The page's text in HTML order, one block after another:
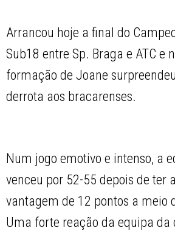
Arrancou hoje a final do
Sub18 entre Sp. Braga e ATC e
formação de Joane
derrota aos bracarenses.
Num jogo emotivo e intenso, a
venceu por 52-55 depois de ter
vantagem de 12 pontos a meio
Uma forte reação da equipa da